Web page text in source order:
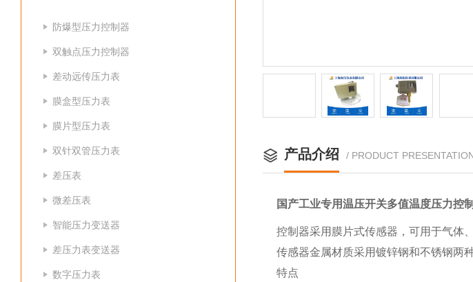
防爆型压力控制器
双触点压力控制器
差动远传压力表
膜盒型压力表
膜片型压力表
双针双管压力表
差压表
微差压表
智能压力变送器
差压力表变送器
数字压力表
产品介绍 / PRODUCT
国产工业专用温压开关多值温度压力控
控制器采用膜片式传感器，可用于气体
传感器金属材质采用镀锌钢和不锈钢两
特点